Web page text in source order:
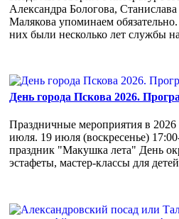
Александра Бологова,
Малякова упоминаем
них были несколько лет службы
День города Пскова 2026.
Праздничные мероприятия в 2026
июля. 19 июля (воскресенье)
праздник "Макушка лета" День
эстафеты, мастер-классы для